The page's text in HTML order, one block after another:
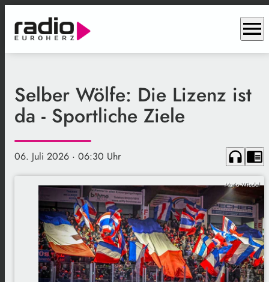
menu
Selber Wölfe: Die Lizenz ist
da - Sportliche Ziele
06. Juli 2026 · 06:30 Uhr headphones chrome_reader_mode
Mario Wiedel